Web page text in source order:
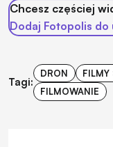
Chcesz częściej
Dodaj Fotopolis do
Tagi:
DRON FILMY
FILMOWANIE